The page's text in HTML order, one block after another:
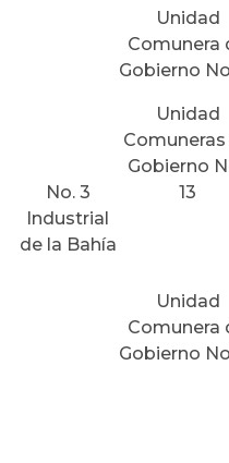
No. 3
Industrial
de la Bahía
Unidad
Comunera
Gobierno
Unidad
Gobierno
13
Unidad
Comunera
Gobierno